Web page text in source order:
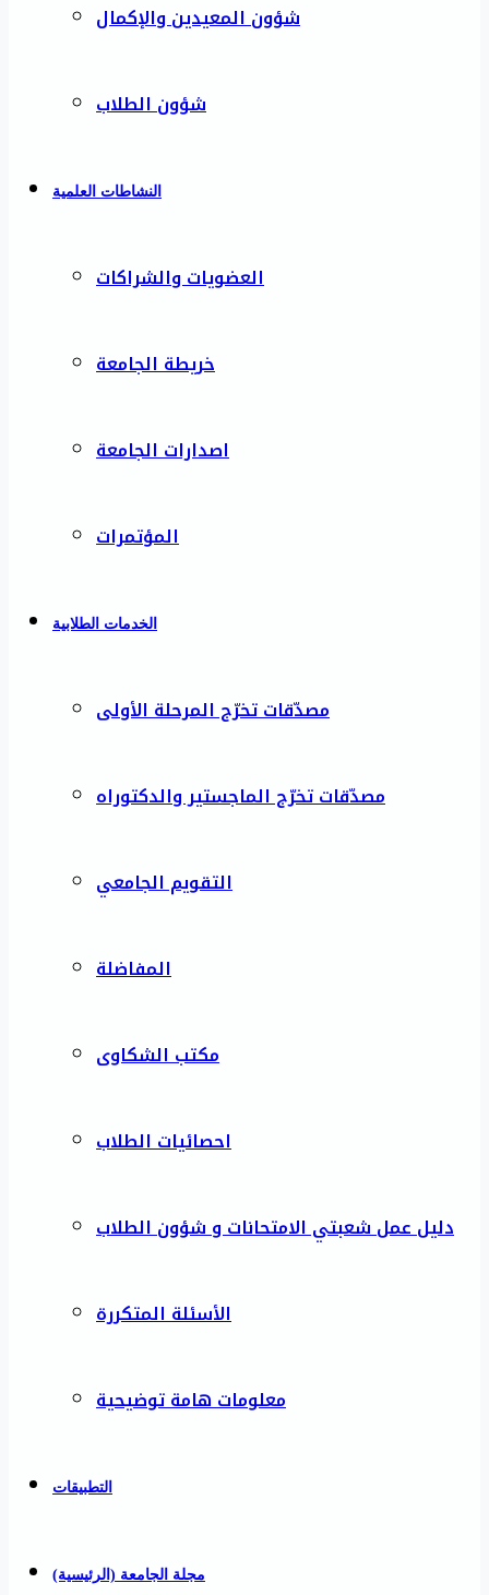
شؤون المعيدين والإكمال
شؤون الطلاب
النشاطات العلمية
العضويات والشراكات
خريطة الجامعة
اصدارات الجامعة
المؤتمرات
الخدمات الطلابية
مصدّقات تخرّج المرحلة الأولى
مصدّقات تخرّج الماجستير والدكتوراه
التقويم الجامعي
المفاضلة
مكتب الشكاوى
احصائيات الطلاب
دليل عمل شعبتي الامتحانات و شؤون الطلاب
الأسئلة المتكررة
معلومات هامة توضيحية
التطبيقات
مجلة الجامعة (الرئيسية)